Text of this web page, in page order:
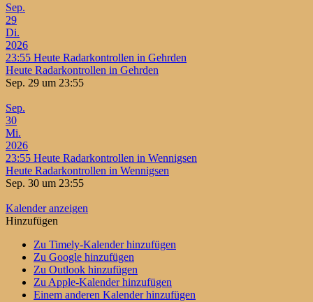
Sep.
29
Di.
2026
23:55 Heute Radarkontrollen in Gehrden
Heute Radarkontrollen in Gehrden
Sep. 29 um 23:55
Sep.
30
Mi.
2026
23:55 Heute Radarkontrollen in Wennigsen
Heute Radarkontrollen in Wennigsen
Sep. 30 um 23:55
Kalender anzeigen
Hinzufügen
Zu Timely-Kalender hinzufügen
Zu Google hinzufügen
Zu Outlook hinzufügen
Zu Apple-Kalender hinzufügen
Einem anderen Kalender hinzufügen